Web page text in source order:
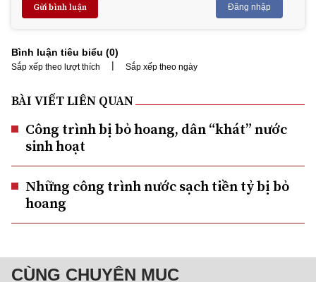
Gửi bình luận Đăng nhập
Bình luận tiêu biểu (0)
Sắp xếp theo lượt thích | Sắp xếp theo ngày
BÀI VIẾT LIÊN QUAN
Công trình bị bỏ hoang, dân “khát” nước
sinh hoạt
Những công trình nước sạch tiền tỷ bị bỏ
hoang
CÙNG CHUYÊN MỤC